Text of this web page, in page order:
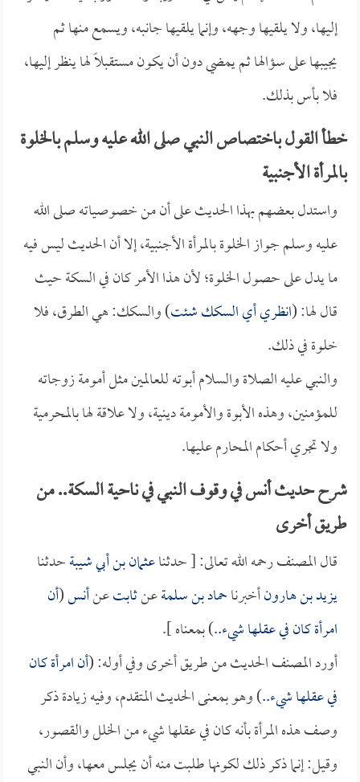
إليها، ولا يلقيها وجهه، وإنما يلقيها جانبه، ويسمع منها ثم
يجيبها على سؤالها ثم يمضي دون أن يكون مستقبلاً لها ينظر إليها،
فلا بأس بذلك.
خطأ القول باختصاص النبي صلى الله عليه وسلم بالخلوة
بالمرأة الأجنبية
واستدل بعضهم بهذا الحديث على أن من خصوصياته صلى الله
عليه وسلم جواز الخلوة بالمرأة الأجنبية، إلا أن الحديث ليس فيه
ما يدل على حصول الخلوة؛ لأن هذا الأمر كان في السكة حيث
قال لها: (انظري أي السكك شئت) والسكك: هي الطرق، فلا
خلوة في ذلك.
والنبي عليه الصلاة والسلام أبوته للعالمين مثل أمومة زوجاته
للمؤمنين، وهذه الأبوة والأمومة دينية، ولا علاقة لها بالمحرمية
ولا تجري أحكام المحارم عليها.
شرح حديث أنس في وقوف النبي في ناحية السكة.. من
طريق أخرى
قال المصنف رحمه الله تعالى: [ حدثناعثمان بن أبي شيبةحدثنا
يزيد بن هارونأخبرناحماد بن سلمةعنثابتعنأنس(أن
امرأة كان في عقلها شيء..) بمعناه ].
أورد المصنف الحديث من طريق أخرى وفي أوله: (أن امرأة كان
في عقلها شيء..) وهو بمعنى الحديث المتقدم، وفيه زيادة ذكر
وصف هذه المرأة بأنه كان في عقلها شيء من الخلل والقصور،
وقيل: إنما ذكر ذلك لكونها طلبت منه أن يجلس معها، وأن النبي